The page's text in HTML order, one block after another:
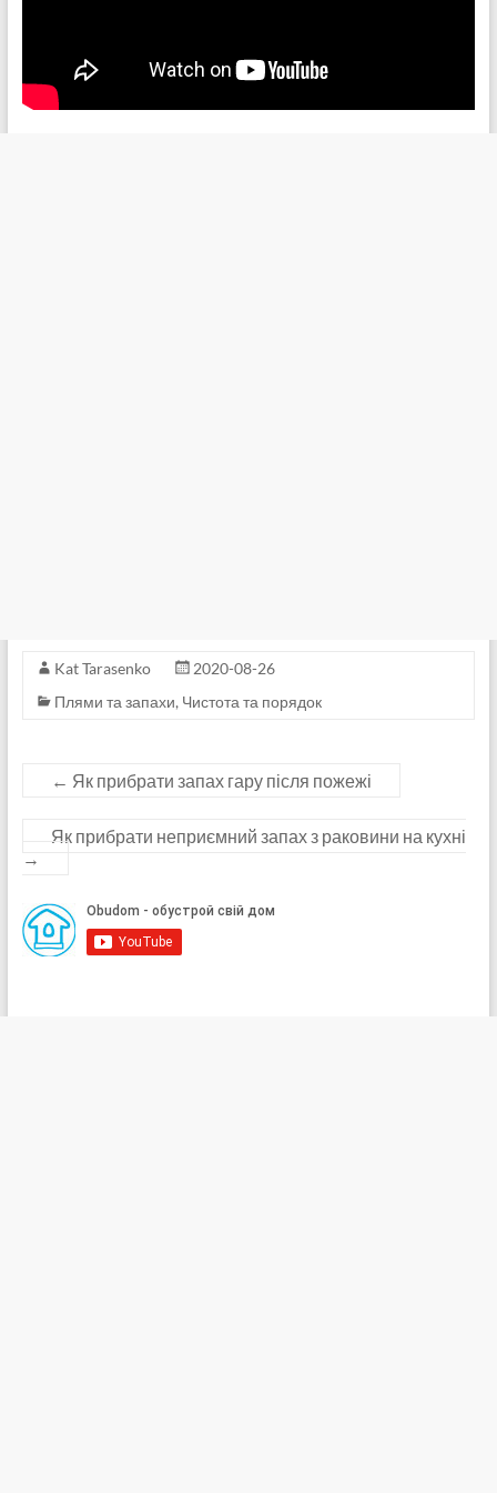
Kat Tarasenko
2020-08-26
Плями та запахи, Чистота та порядок
← Як прибрати запах гару після пожежі
Як прибрати неприємний запах з раковини на кухні
→